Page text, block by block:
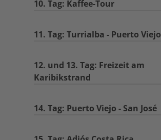
10. Tag: Kaffee-Tour
11. Tag: Turrialba - Puerto Viejo
12. und 13. Tag: Freizeit am
Karibikstrand
14. Tag: Puerto Viejo - San José